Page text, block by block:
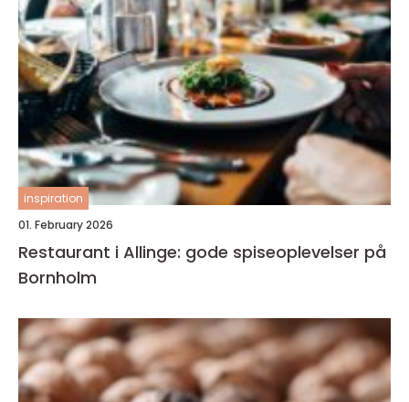
inspiration
01. February 2026
Restaurant i Allinge: gode spiseoplevelser på
Bornholm